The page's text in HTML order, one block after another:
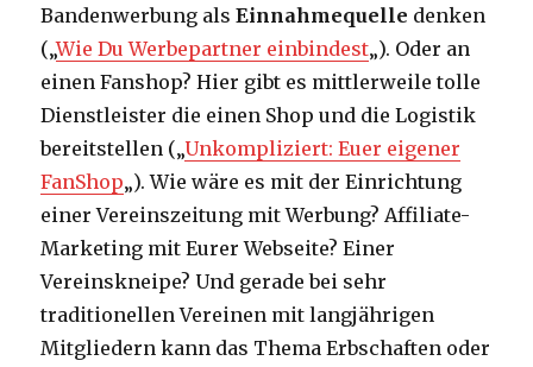
Bandenwerbung alsEinnahmequelle denken
(„Wie Du Werbepartner einbindest„). Oder an
einen Fanshop? Hier gibt es mittlerweile tolle
Dienstleister die einen Shop und die Logistik
bereitstellen („Unkompliziert: Euer eigener
FanShop„). Wie wäre es mit der Einrichtung
einer Vereinszeitung mit Werbung? Affiliate-
Marketing mit Eurer Webseite? Einer
Vereinskneipe? Und gerade bei sehr
traditionellen Vereinen mit langjährigen
Mitgliedern kann das Thema Erbschaften oder